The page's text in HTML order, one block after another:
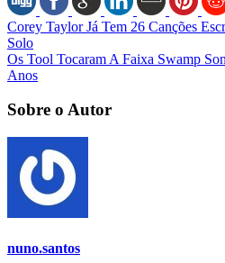
Corey Taylor Já Tem 26 Canções
Solo
Os Tool Tocaram A Faixa Swamp
Anos
Sobre o Autor
nuno.santos